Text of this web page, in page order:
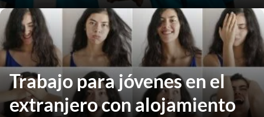
Trabajo para jóvenes en el
extranjero con alojamiento